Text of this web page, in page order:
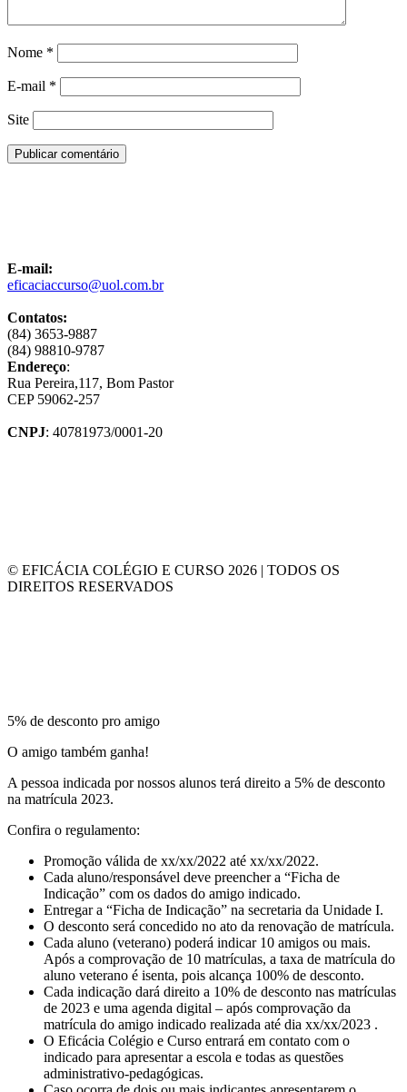
Nome *
E-mail *
Site
E-mail:
eficaciaccurso@uol.com.br
Contatos:
(84) 3653-9887
(84) 98810-9787
Endereço:
Rua Pereira,117, Bom Pastor
CEP 59062-257
CNPJ: 40781973/0001-20
© EFICÁCIA COLÉGIO E CURSO 2026 | TODOS OS
DIREITOS RESERVADOS
5% de desconto pro amigo
O amigo também ganha!
A pessoa indicada por nossos alunos terá direito a 5% de desconto
na matrícula 2023.
Confira o regulamento:
Promoção válida de xx/xx/2022 até xx/xx/2022.
Cada aluno/responsável deve preencher a “Ficha de
Indicação” com os dados do amigo indicado.
Entregar a “Ficha de Indicação” na secretaria da Unidade I.
O desconto será concedido no ato da renovação de matrícula.
Cada aluno (veterano) poderá indicar 10 amigos ou mais.
Após a comprovação de 10 matrículas, a taxa de matrícula do
aluno veterano é isenta, pois alcança 100% de desconto.
Cada indicação dará direito a 10% de desconto nas matrículas
de 2023 e uma agenda digital – após comprovação da
matrícula do amigo indicado realizada até dia xx/xx/2023 .
O Eficácia Colégio e Curso entrará em contato com o
indicado para apresentar a escola e todas as questões
administrativo-pedagógicas.